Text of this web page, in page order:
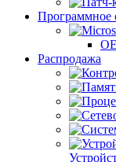
Программное
Распродажа